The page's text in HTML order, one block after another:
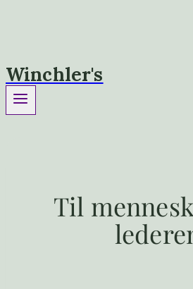
Winchler's
Til